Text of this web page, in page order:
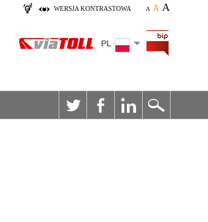
WERSJA KONTRASTOWA A A A
PL